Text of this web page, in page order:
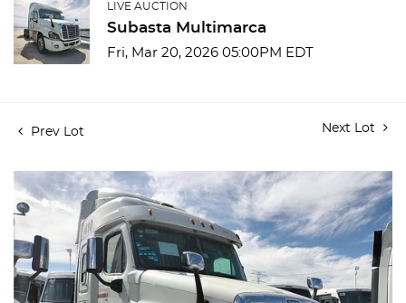
LIVE AUCTION
Subasta Multimarca
Fri, Mar 20, 2026 05:00PM EDT
Prev Lot Next Lot